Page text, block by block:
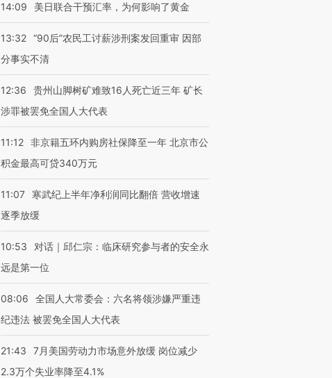
14:09 美日联合干预汇率，为何影响了黄金
13:32 “90后”农民工讨薪涉刑案发回重审 因部
分事实不清
12:36
贵州山脚树矿难致16人死亡近三年 矿长
涉罪被罢免全国人大代表
11:12 非京籍五环内购房社保降至一年 北京市公
积金最高可贷340万元
11:07
寒武纪上半年净利润同比翻倍 营收增速
逐季放缓
10:53
对话｜邱仁宗：临床研究参与者的安全永
远是第一位
08:06
全国人大常委会：六名将领涉嫌严重违
纪违法 被罢免全国人大代表
21:43
7月美国劳动力市场意外放缓 岗位减少
2.3万个失业率降至4.1%